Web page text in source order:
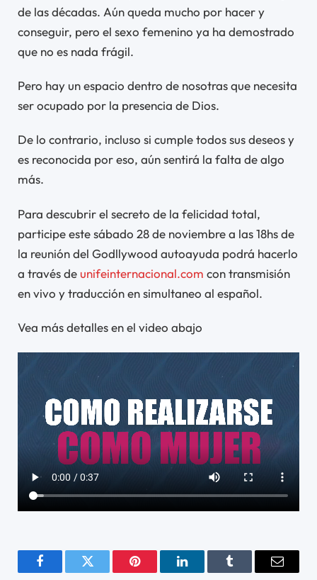
de las décadas. Aún queda mucho por hacer y
conseguir, pero el sexo femenino ya ha demostrado
que no es nada frágil.
Pero hay un espacio dentro de nosotras que necesita
ser ocupado por la presencia de Dios.
De lo contrario, incluso si cumple todos sus deseos y
es reconocida por eso, aún sentirá la falta de algo
más.
Para descubrir el secreto de la felicidad total,
participe este sábado 28 de noviembre a las 18hs de
la reunión del Godllywood autoayuda podrá hacerlo
a través de unifeinternacional.com con transmisión
en vivo y traducción en simultaneo al español.
Vea más detalles en el video abajo
FacebookTwitter Pinterest LinkedInTumblr Email